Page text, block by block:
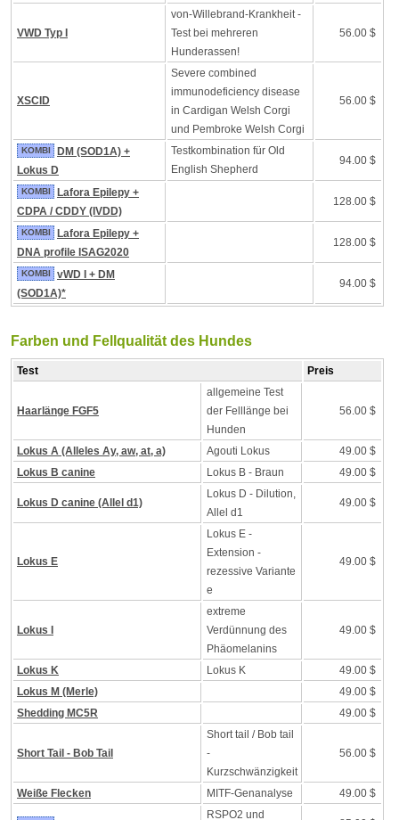
VWD Typ I
von-Willebrand-Krankheit -
Test bei mehreren
Hunderassen!
56.00 $
XSCID
Severe combined
immunodeficiency disease
in Cardigan Welsh Corgi
und Pembroke Welsh Corgi
56.00 $
KOMBI
DM (SOD1A) +
Lokus D
Testkombination für Old
English Shepherd
94.00 $
KOMBI
Lafora Epilepy +
CDPA / CDDY (IVDD)
128.00 $
KOMBI
Lafora Epilepy +
DNA profile ISAG2020
128.00 $
KOMBI
vWD I + DM
(SOD1A)*
94.00 $
Farben und Fellqualität des Hundes
Test Preis
Haarlänge FGF5
allgemeine Test
der Felllänge bei
Hunden
56.00 $
Lokus A (Alleles Ay, aw, at, a) Agouti Lokus
49.00 $
Lokus B canine
Lokus B - Braun 49.00 $
Lokus D canine (Allel d1)
Lokus D - Dilution,
Allel d1
49.00 $
Lokus E
Lokus E -
Extension -
rezessive Variante
e
49.00 $
Lokus I
extreme
Verdünnung des
Phäomelanins
49.00 $
Lokus K Lokus K
49.00 $
Lokus M (Merle)
49.00 $
Shedding MC5R
49.00 $
Short Tail - Bob Tail
Short tail / Bob tail
-
Kurzschwänzigkeit
56.00 $
Weiße Flecken MITF-Genanalyse 49.00 $
RSPO2 und